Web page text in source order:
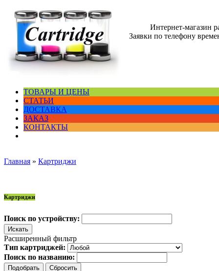
Интернет-магазин
Заявки по телефону
ТОВАРЫ И ЦЕНЫ
СТАТЬИ
ДОСТАВКА
ЗАКАЗ
КОНТАКТЫ
Главная » Картриджи
Картриджи
Поиск по устройству:
Расширенный фильтр
Тип картриджей:
Поиск по названию: